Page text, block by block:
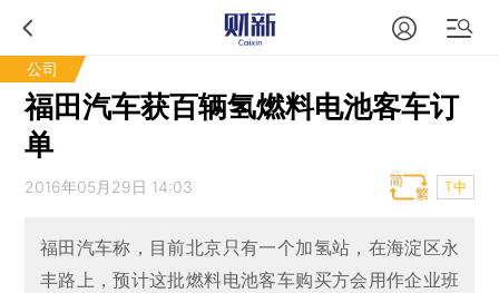
公司
福田汽车获百辆氢燃料电池客车订
单
2016年05月29日 14:03 T中
福田汽车称，目前北京只有一个加氢站，在海淀区永
丰路上，预计这批燃料电池客车购买方会用作企业班